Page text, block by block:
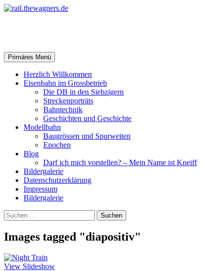
Zum
Suchen
Primäres Menü
Herzlich Willkommen
Eisenbahn im Grossbetrieb
Die DB in den Siebzigern
Streckenporträts
Bahntechnik
Geschichten und Geschichte
Modellbahn
Baugrössen und Spurweiten
Epochen
Blog
Darf ich mich vorstellen? – Mein Name ist Kneiff
Bildergalerie
Datenschutzerklärung
Impressum
Bildergalerie
Suchen
nach:
Images tagged "diapositiv"
View Slideshow